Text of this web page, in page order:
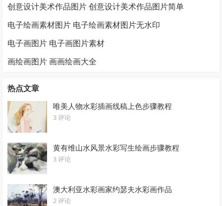
创意设计美术作品图片 创意设计美术作品图片简单
电子绘画素材图片 电子绘画素材图片无水印
电子画图片 电子画图片素材
画绘画图片 画画绘画大全
热点文章
唯美人物水彩插画线稿上色步骤教程
3 评论
黄有维山水风景水彩写生绘画步骤教程
3 评论
澳大利亚水彩画家约瑟夫水彩画作品
2 评论